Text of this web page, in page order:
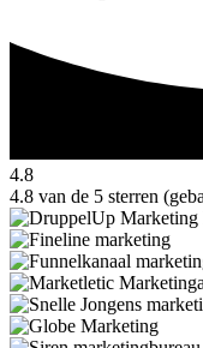
4.8
4.8 van de 5 sterren